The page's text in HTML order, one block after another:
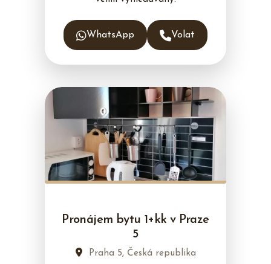
WhatsApp Volat
Pronájem bytu 1+kk v Praze
5
Praha 5, Česká republika